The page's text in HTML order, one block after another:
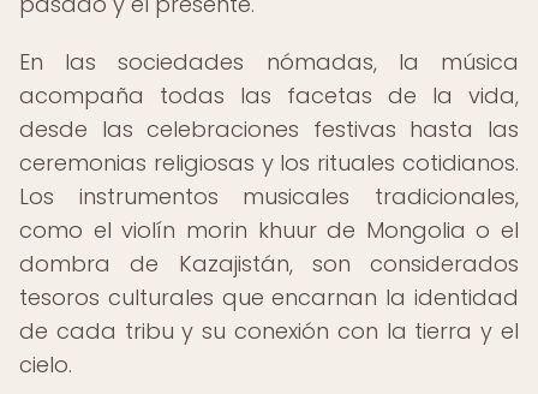
En las sociedades nómadas, la música
acompaña todas las facetas de la vida,
desde las celebraciones festivas hasta las
ceremonias religiosas y los rituales cotidianos.
Los instrumentos musicales tradicionales,
como el violín morin khuur de Mongolia o el
dombra de Kazajistán, son considerados
tesoros culturales que encarnan la identidad
de cada tribu y su conexión con la tierra y el
cielo.